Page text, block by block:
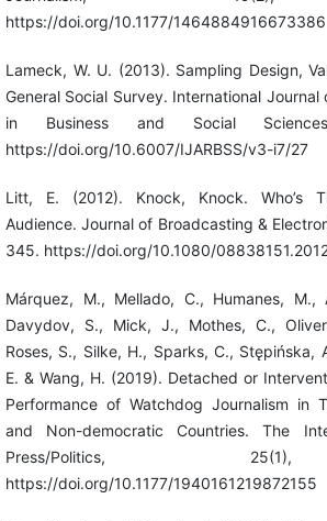
https://doi.org/10.1177/1464884916673386
Lameck, W. U. (2013). Sampling Design,
General Social Survey. International Journal
in Business and Social
https://doi.org/10.6007/IJARBSS/v3-i7/27
Litt, E. (2012). Knock, Knock. Who’s
Audience. Journal of Broadcasting &
345. https://doi.org/10.1080/
Márquez, M., Mellado, C., Humanes, M.,
Davydov, S., Mick, J., Mothes, C.,
Roses, S., Silke, H., Sparks, C., Stępińska,
E. & Wang, H. (2019). Detached or
Performance of Watchdog Journalism in
and Non-democratic Countries. The
Press/Politics,
https://doi.org/10.1177/1940161219872155